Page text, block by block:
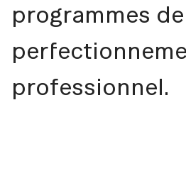
programmes de
professionnel.